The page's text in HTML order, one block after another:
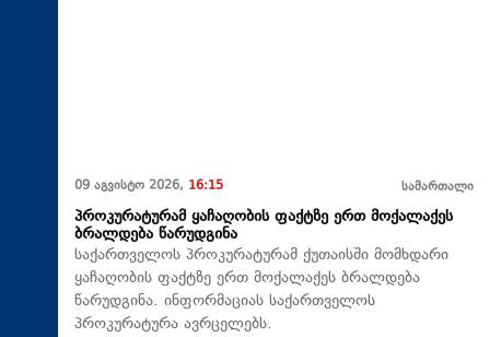
09 აგვისტო 2026, 16:15 სამართალი
პროკურატურამ ყაჩაღობის ფაქტზე ერთ მოქალაქეს
ბრალდება წარუდგინა
საქართველოს პროკურატურამ ქუთაისში მომხდარი
ყაჩაღობის ფაქტზე ერთ მოქალაქეს ბრალდება
წარუდგინა. ინფორმაციას საქართველოს
პროკურატურა ავრცელებს.